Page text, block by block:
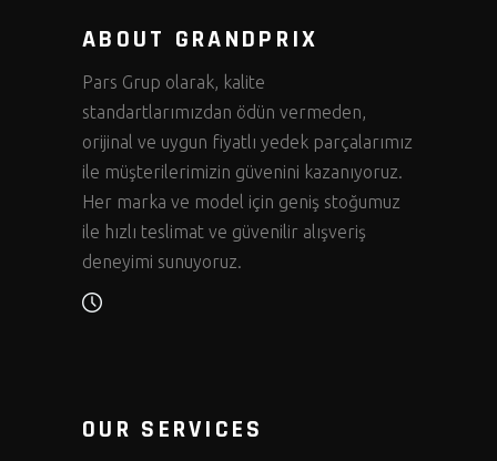
ABOUT GRANDPRIX
Pars Grup olarak, kalite
standartlarımızdan ödün vermeden,
orijinal ve uygun fiyatlı yedek parçalarımız
ile müşterilerimizin güvenini kazanıyoruz.
Her marka ve model için geniş stoğumuz
ile hızlı teslimat ve güvenilir alışveriş
deneyimi sunuyoruz.
OUR SERVICES